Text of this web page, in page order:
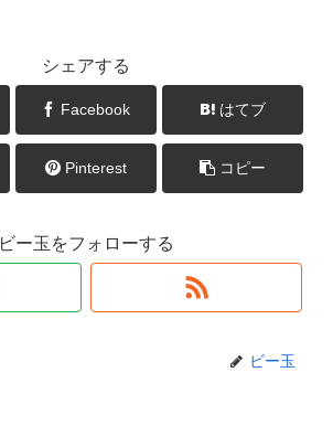
シェアする
Facebook はてブ
Pinterest コピー
ビー玉をフォローする
ビー玉